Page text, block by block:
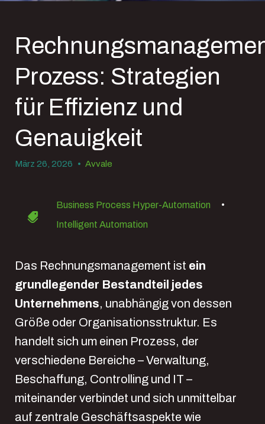
Prozess: Strategien
für Effizienz und
Genauigkeit
März 26, 2026 • Avvale
Business Process Hyper-Automation
•
Intelligent Automation
Das Rechnungsmanagement ist ein
grundlegender Bestandteil jedes
Unternehmens, unabhängig von dessen
Größe oder Organisationsstruktur. Es
handelt sich um einen Prozess, der
verschiedene Bereiche – Verwaltung,
Beschaffung, Controlling und IT –
miteinander verbindet und sich unmittelbar
auf zentrale Geschäftsaspekte wie